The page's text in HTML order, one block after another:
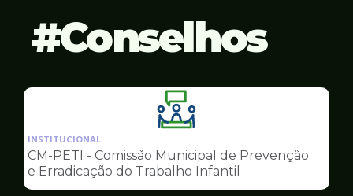
Conselhos
Ilustração
da
pagina
de
Conselhos
INSTITUCIONAL
CM-PETI - Comissão Municipal de Prevenção
e Erradicação do Trabalho Infantil